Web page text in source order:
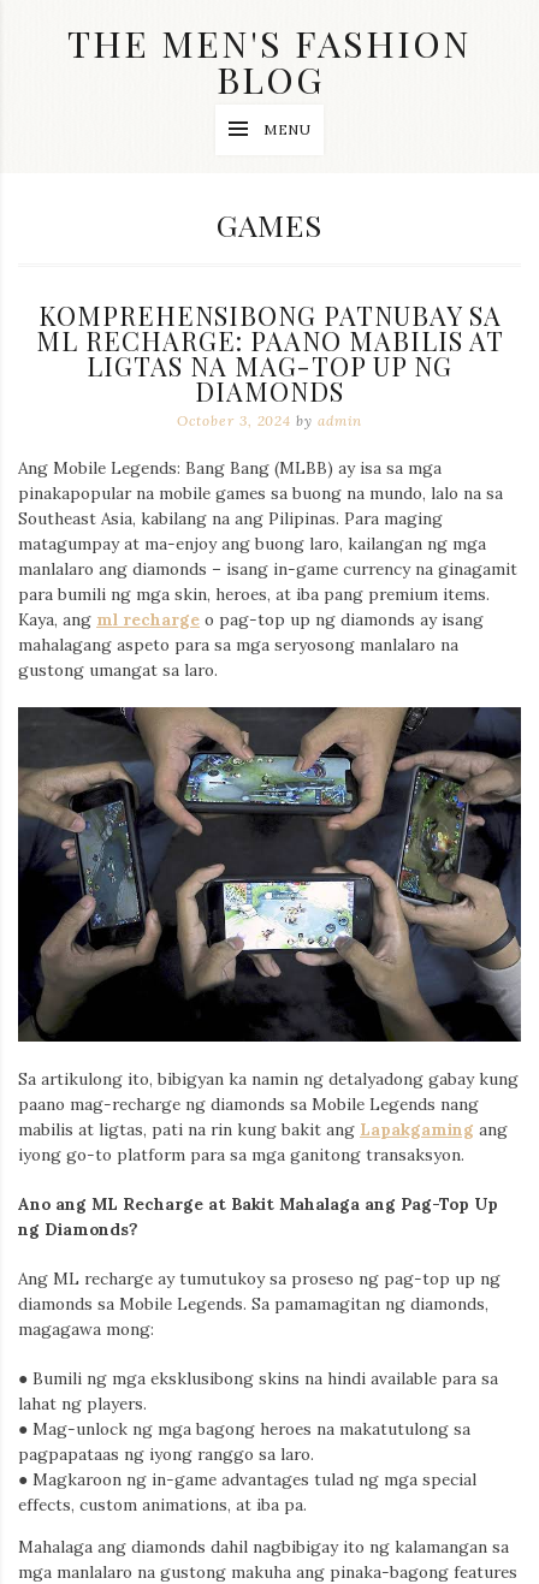
THE MEN'S FASHION
BLOG
dope
and
swag
topics
on
this
blog
Iamronel.com
MENU
CATEGORY:
GAMES
KOMPREHENSIBONG PATNUBAY SA
ML RECHARGE: PAANO MABILIS AT
LIGTAS NA MAG-TOP UP NG
DIAMONDS
October 3, 2024 by admin
Ang Mobile Legends: Bang Bang (MLBB) ay isa sa mga
pinakapopular na mobile games sa buong na mundo, lalo na sa
Southeast Asia, kabilang na ang Pilipinas. Para maging
matagumpay at ma-enjoy ang buong laro, kailangan ng mga
manlalaro ang diamonds – isang in-game currency na ginagamit
para bumili ng mga skin, heroes, at iba pang premium items.
Kaya, ang ml recharge o pag-top up ng diamonds ay isang
mahalagang aspeto para sa mga seryosong manlalaro na
gustong umangat sa laro.
Sa artikulong ito, bibigyan ka namin ng detalyadong gabay kung
paano mag-recharge ng diamonds sa Mobile Legends nang
mabilis at ligtas, pati na rin kung bakit ang Lapakgaming ang
iyong go-to platform para sa mga ganitong transaksyon.
Ano ang ML Recharge at Bakit Mahalaga ang Pag-Top Up
ng Diamonds?
Ang ML recharge ay tumutukoy sa proseso ng pag-top up ng
diamonds sa Mobile Legends. Sa pamamagitan ng diamonds,
magagawa mong:
● Bumili ng mga eksklusibong skins na hindi available para sa
lahat ng players.
● Mag-unlock ng mga bagong heroes na makatutulong sa
pagpapataas ng iyong ranggo sa laro.
● Magkaroon ng in-game advantages tulad ng mga special
effects, custom animations, at iba pa.
Mahalaga ang diamonds dahil nagbibigay ito ng kalamangan sa
mga manlalaro na gustong makuha ang pinaka-bagong features